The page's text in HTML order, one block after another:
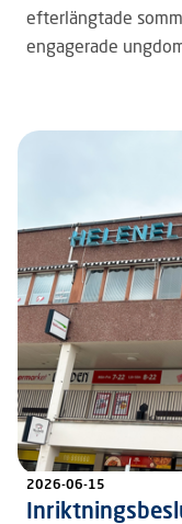
efterlängtade
engagerade
2026-06-15